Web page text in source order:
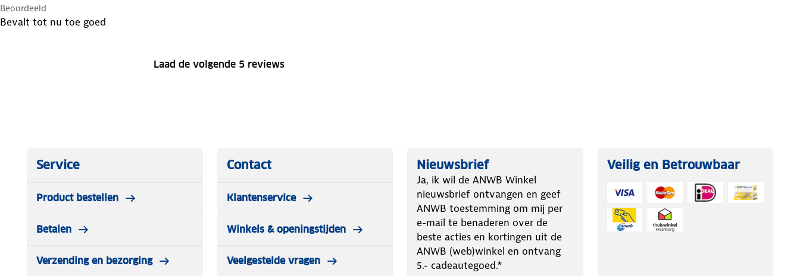
Beoordeeld
Bevalt tot nu toe goed
Laad de volgende 5 reviews
Service
Product bestellen
Betalen
Verzending en bezorging
Contact
Klantenservice
Winkels & openingstijden
Veelgestelde vragen
Nieuwsbrief
Ja, ik wil de ANWB Winkel
nieuwsbrief ontvangen en geef
ANWB toestemming om mij per
e-mail te benaderen over de
beste acties en kortingen uit de
ANWB (web)winkel en ontvang
5.- cadeautegoed.*
Veilig en Betrouwbaar